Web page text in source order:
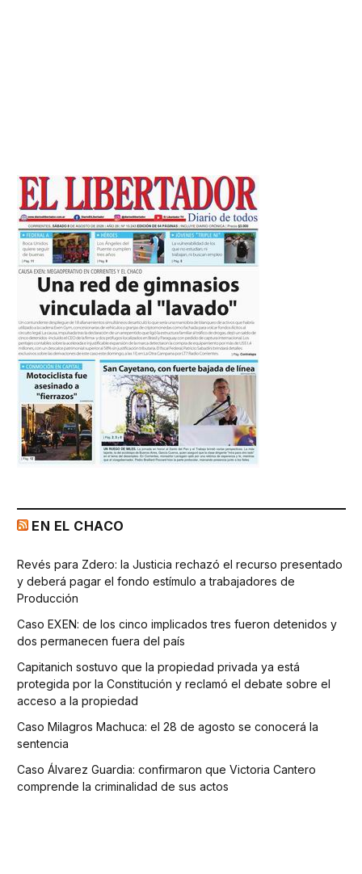
EN EL CHACO
Revés para Zdero: la Justicia rechazó el recurso presentado
y deberá pagar el fondo estímulo a trabajadores de
Producción
Caso EXEN: de los cinco implicados tres fueron detenidos y
dos permanecen fuera del país
Capitanich sostuvo que la propiedad privada ya está
protegida por la Constitución y reclamó el debate sobre el
acceso a la propiedad
Caso Milagros Machuca: el 28 de agosto se conocerá la
sentencia
Caso Álvarez Guardia: confirmaron que Victoria Cantero
comprende la criminalidad de sus actos